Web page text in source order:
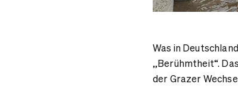
Was in
„Berühmtheit“.
der Grazer